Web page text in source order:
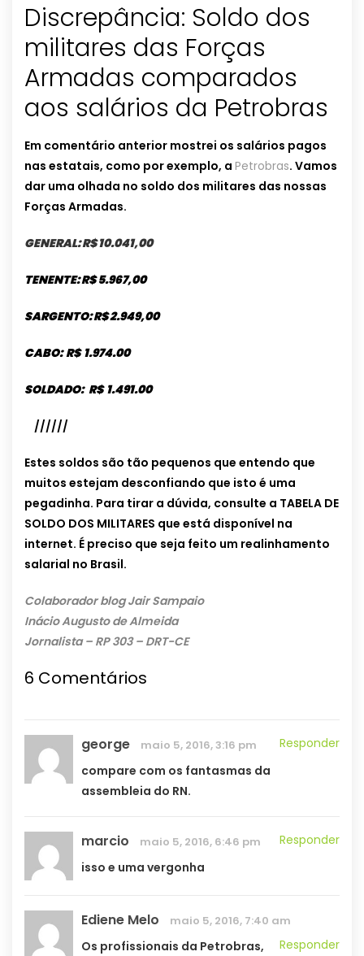
Discrepância: Soldo dos
militares das Forças
Armadas comparados
aos salários da Petrobras
Em comentário anterior mostrei os salários pagos
nas estatais, como por exemplo, a Petrobras. Vamos
dar uma olhada no soldo dos militares das nossas
Forças Armadas.
GENERAL: R$ 10.041,00
TENENTE: R$ 5.967,00
SARGENTO: R$ 2.949,00
CABO: R$ 1.974.00
SOLDADO: R$ 1.491.00
//////
Estes soldos são tão pequenos que entendo que
muitos estejam desconfiando que isto é uma
pegadinha. Para tirar a dúvida, consulte a TABELA DE
SOLDO DOS MILITARES que está disponível na
internet. É preciso que seja feito um realinhamento
salarial no Brasil.
Colaborador blog Jair Sampaio
Inácio Augusto de Almeida
Jornalista – RP 303 – DRT-CE
6 Comentários
george maio 5, 2016, 3:16 pm
Responder
compare com os fantasmas da
assembleia do RN.
marcio maio 5, 2016, 6:46 pm
Responder
isso e uma vergonha
Ediene Melo maio 5, 2016, 7:40 am
Responder
Os profissionais da Petrobras,